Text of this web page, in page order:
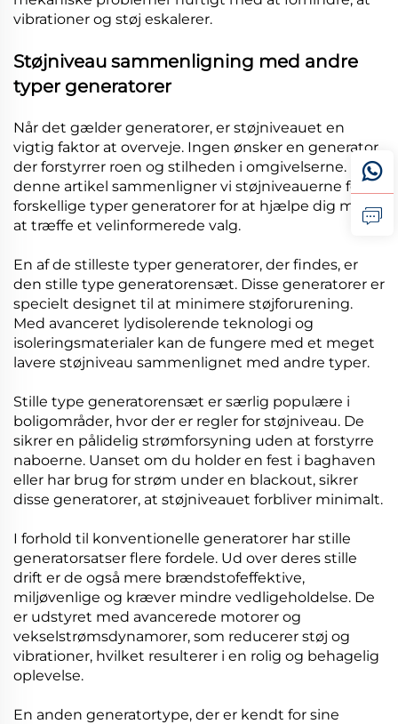
vibrationer og støj eskalerer.
Støjniveau sammenligning med andre
typer generatorer
Når det gælder generatorer, er støjniveauet en
vigtig faktor at overveje. Ingen ønsker en generator,
der forstyrrer roen og stilheden i omgivelserne. I
denne artikel sammenligner vi støjniveauerne for
forskellige typer generatorer for at hjælpe dig med
at træffe et velinformerede valg.
En af de stilleste typer generatorer, der findes, er
den stille type generatorensæt. Disse generatorer er
specielt designet til at minimere støjforurening.
Med avanceret lydisolerende teknologi og
isoleringsmaterialer kan de fungere med et meget
lavere støjniveau sammenlignet med andre typer.
Stille type generatorensæt er særlig populære i
boligområder, hvor der er regler for støjniveau. De
sikrer en pålidelig strømforsyning uden at forstyrre
naboerne. Uanset om du holder en fest i baghaven
eller har brug for strøm under en blackout, sikrer
disse generatorer, at støjniveauet forbliver minimalt.
I forhold til konventionelle generatorer har stille
generatorsatser flere fordele. Ud over deres stille
drift er de også mere brændstofeffektive,
miljøvenlige og kræver mindre vedligeholdelse. De
er udstyret med avancerede motorer og
vekselstrømsdynamorer, som reducerer støj og
vibrationer, hvilket resulterer i en rolig og behagelig
oplevelse.
En anden generatortype, der er kendt for sine